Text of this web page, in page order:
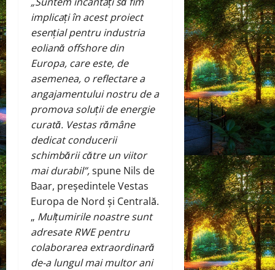
implicați în acest proiect
esențial pentru industria
eoliană offshore din
Europa, care este, de
asemenea, o reflectare a
angajamentului nostru de a
promova soluții de energie
curată. Vestas rămâne
dedicat conducerii
schimbării către un viitor
mai durabil”,spune Nils de
Baar, președintele Vestas
Europa de Nord și Centrală.
„ Mulțumirile noastre sunt
adresate RWE pentru
colaborarea extraordinară
de-a lungul mai multor ani